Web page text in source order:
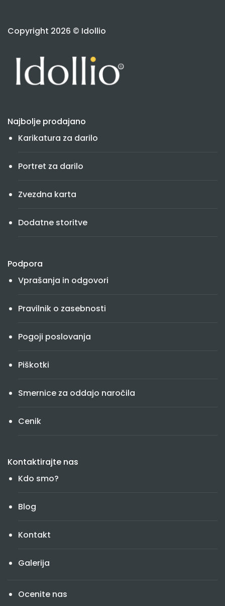
Copyright 2026 © Idollio
Najbolje prodajano
Karikatura za darilo
Portret za darilo
Zvezdna karta
Dodatne storitve
Podpora
Vprašanja in odgovori
Pravilnik o zasebnosti
Pogoji poslovanja
Piškotki
Smernice za oddajo naročila
Cenik
Kontaktirajte nas
Kdo smo?
Blog
Kontakt
Galerija
Ocenite nas